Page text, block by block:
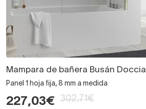
Mampara de bañera Busán Doccia
Panel 1 hoja fija, 8 mm a medida
227,03€ 302,71€